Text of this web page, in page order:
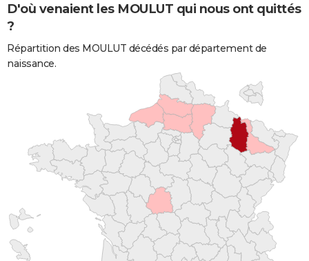
D'où venaient les MOULUT qui nous ont quittés
?
Répartition des MOULUT décédés par département de
naissance.